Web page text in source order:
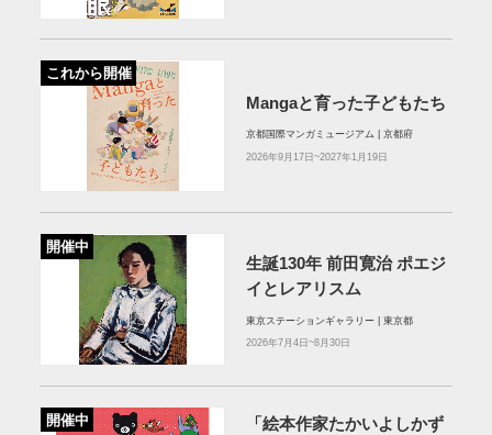
これから開催
Mangaと育った子どもたち
京都国際マンガミュージアム | 京都府
2026年9月17日~2027年1月19日
開催中
生誕130年 前田寛治 ポエジ
イとレアリスム
東京ステーションギャラリー | 東京都
2026年7月4日~8月30日
開催中
「絵本作家たかいよしかず